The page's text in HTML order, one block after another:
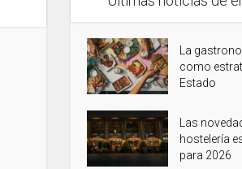
La
como
Estado
Las
hostelería
para 2026